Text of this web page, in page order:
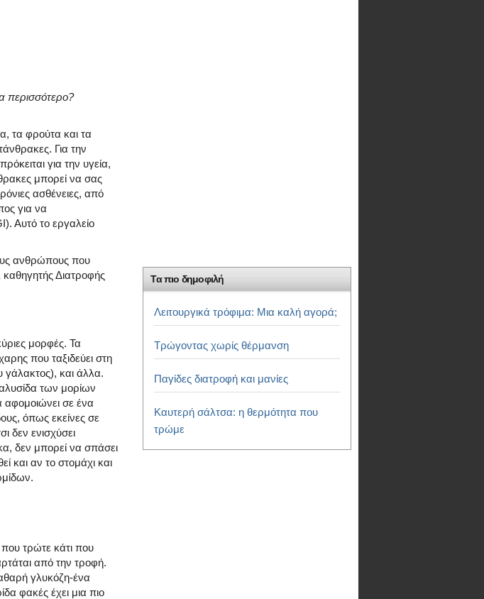
περισσότερο?
τα φρούτα και τα
Για την
για την υγεία,
μπορεί να σας
ασθένειες, από
για να
Αυτό το εργαλείο
ανθρώπους που
Διατροφής
μορφές. Τα
που ταξιδεύει στη
και άλλα.
των μορίων
σε ένα
όπως εκείνες σε
δεν ενισχύσει
δεν μπορεί να σπάσει
και αν το στομάχι και
τρώτε κάτι που
από την τροφή.
γλυκόζη-ένα
φακές έχει μια πιο
Τα πιο δημοφιλή
Λειτουργικά τρόφιμα: Μια καλή αγορά;
Τρώγοντας χωρίς θέρμανση
Παγίδες διατροφή και μανίες
Καυτερή σάλτσα: η θερμότητα που
τρώμε